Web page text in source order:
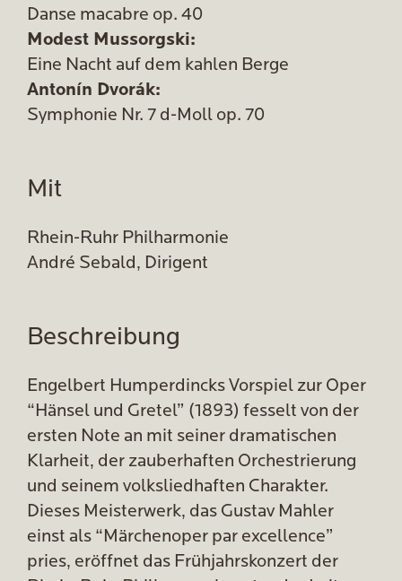
Danse macabre op. 40
Modest Mussorgski:
Eine Nacht auf dem kahlen Berge
Antonín Dvorák:
Symphonie Nr. 7 d-Moll op. 70
Mit
Rhein-Ruhr Philharmonie
André Sebald, Dirigent
Beschreibung
Engelbert Humperdincks Vorspiel zur Oper
“Hänsel und Gretel” (1893) fesselt von der
ersten Note an mit seiner dramatischen
Klarheit, der zauberhaften Orchestrierung
und seinem volksliedhaften Charakter.
Dieses Meisterwerk, das Gustav Mahler
einst als “Märchenoper par excellence”
pries, eröffnet das Frühjahrskonzert der